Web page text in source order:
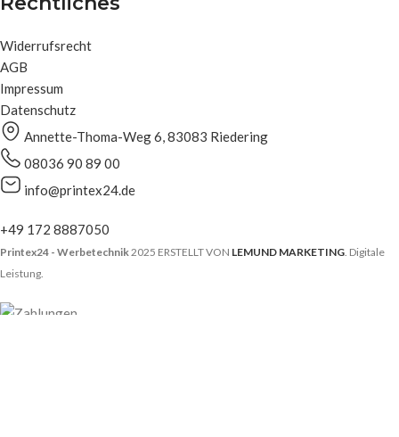
Widerrufsrecht
AGB
Impressum
Datenschutz
Annette-Thoma-Weg 6, 83083 Riedering
08036 90 89 00
info@printex24.de
+49 172 8887050
Printex24 - Werbetechnik2025 ERSTELLT VON LEMUND MARKETING . Digitale
Leistung.